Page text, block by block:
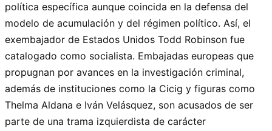
política específica aunque coincida en la defensa del
modelo de acumulación y del régimen político. Así, el
exembajador de Estados Unidos Todd Robinson fue
catalogado como socialista. Embajadas europeas que
propugnan por avances en la investigación criminal,
además de instituciones como la Cicig y figuras como
Thelma Aldana e Iván Velásquez, son acusados de ser
parte de una trama izquierdista de carácter